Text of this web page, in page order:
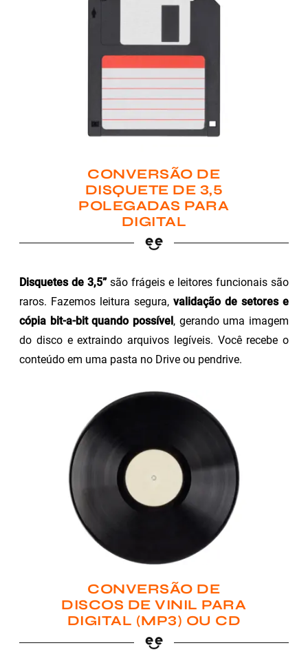
CONVERSÃO DE
DISQUETE DE 3,5
POLEGADAS PARA
DIGITAL
Disquetes de 3,5”são frágeis e leitores funcionais são
raros. Fazemos leitura segura, validação de setores e
cópia bit-a-bit quando possível, gerando uma imagem
do disco e extraindo arquivos legíveis. Você recebe o
conteúdo em uma pasta no Drive ou pendrive.
CONVERSÃO DE
DISCOS DE VINIL PARA
DIGITAL (MP3) OU CD